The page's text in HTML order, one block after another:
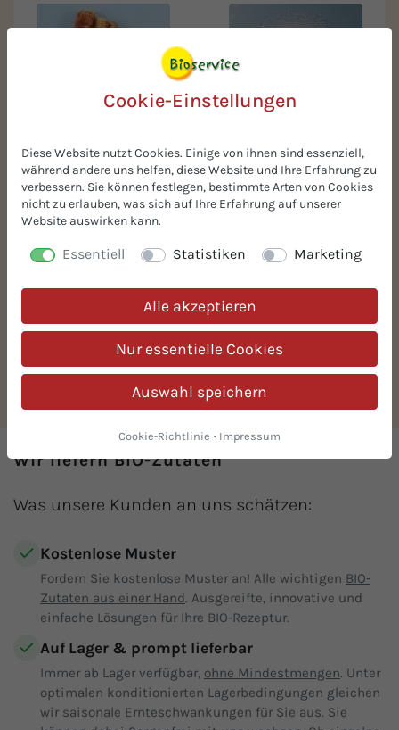
BIO-Feigen gehackt
BIO-Zucker weiß, fein
(=BIO-Rübenzucker fein)
BIO-Krenpaste fein
(=Meerrettich)
Wir liefern BIO-Zutaten
Was unsere Kunden an uns schätzen:
Kostenlose Muster
Fordern Sie kostenlose Muster an! Alle wichtigen BIO-
Zutaten aus einer Hand. Ausgereifte, innovative und
einfache Lösungen für Ihre BIO-Rezeptur.
Auf Lager & prompt lieferbar
Immer ab Lager verfügbar, ohne Mindestmengen. Unter
optimalen konditionierten Lagerbedingungen gleichen
wir saisonale Ernteschwankungen für Sie aus. Sie
Cookie-Einstellungen
Diese Website nutzt Cookies. Einige von ihnen sind essenziell,
während andere uns helfen, diese Website und Ihre Erfahrung zu
verbessern. Sie können festlegen, bestimmte Arten von Cookies
nicht zu erlauben, was sich auf Ihre Erfahrung auf unserer
Website auswirken kann.
Essentiell Statistiken Marketing
Alle akzeptieren
Nur essentielle Cookies
Auswahl speichern
Cookie-Richtlinie · Impressum